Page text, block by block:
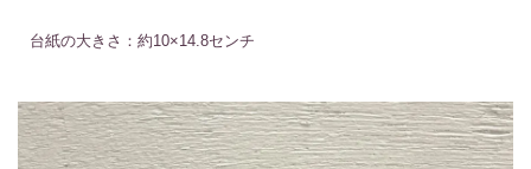
台紙の大きさ：約10×14.8センチ